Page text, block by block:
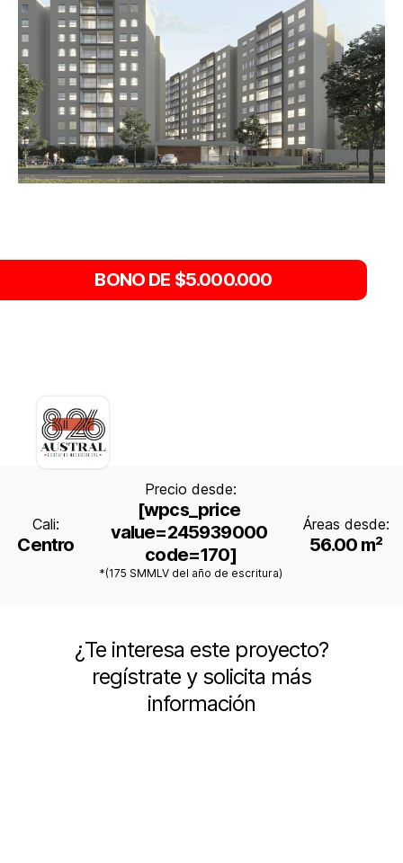
BONO DE $5.000.000
Cali:
Centro
Precio desde:
[wpcs_price
value=245939000
code=170]
*(175 SMMLV del año de escritura)
Áreas desde:
56.00 m²
¿Te interesa este proyecto?
regístrate y solicita más
información